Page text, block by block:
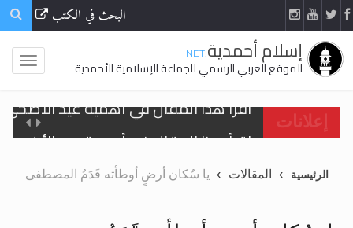
البحث في الكتب
إسلام أحمدية.NET
الموقع العربي الرسمي للجماعة الإسلامية الأحمدية
إعلانات
اقرأ هذا المقال في أهمية عيد
تعميم هامّ لأفراد الجماعة >> المزيد
تعميم هامّ لأفراد الجماعة >> المزيد
الرئيسية المقالات يا سُكان أرضٍ أوطأته قَدَمُ المصطفى